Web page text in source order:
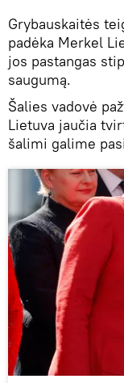
Grybauskaitės
padėka Merkel
jos pastangas
saugumą.
Šalies vadovė
Lietuva jaučia
šalimi galime